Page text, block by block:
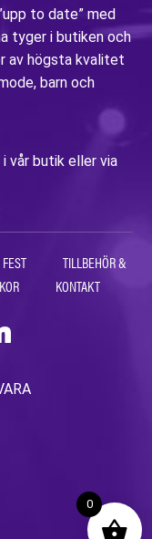
to date” med
tyger i butiken och
av högsta kvalitet
barn och
vår butik eller via
TILLBEHÖR &
KONTAKT
0